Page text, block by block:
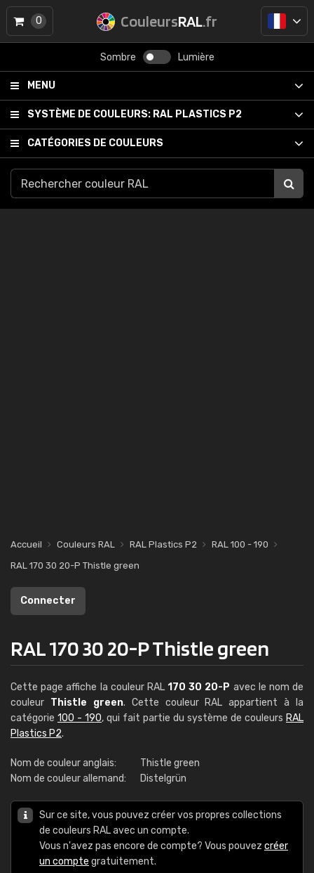
CouleursRAL.fr
Sombre Lumière
MENU
SYSTÈME DE COULEURS: RAL PLASTICS P2
CATÉGORIES DE COULEURS
0
Accueil Couleurs RAL RAL Plastics P2
RAL 100 - 190
RAL 170 30 20-P Thistle green
Connecter
RAL 170 30 20-P Thistle green
Cette page affiche la couleur RAL 170 30 20-P avec le nom de
couleur Thistle green. Cette couleur RAL appartient à la
catégorie 100 - 190, qui fait partie du système de couleurs RAL
Plastics P2.
Nom de couleur anglais:
Thistle green
Nom de couleur allemand:
Distelgrün
Sur ce site, vous pouvez créer vos propres collections
de couleurs RAL avec un compte.
Vous n'avez pas encore de compte? Vous pouvez créer
un compte gratuitement.